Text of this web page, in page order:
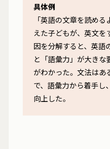
具体例
「英語の文章を読め
えた子どもが、英文を
因を分解すると、英語
と「語彙力」が大きな
がわかった。文法はあ
で、語彙力から着手し
向上した。